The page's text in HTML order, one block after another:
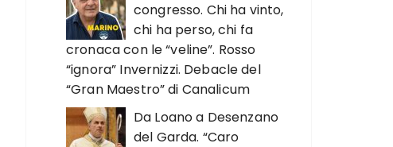
congresso. Chi ha vinto,
chi ha perso, chi fa
cronaca con le “veline”. Rosso
“ignora” Invernizzi. Debacle del
“Gran Maestro” di Canalicum
Da Loano a Desenzano
del Garda. “Caro